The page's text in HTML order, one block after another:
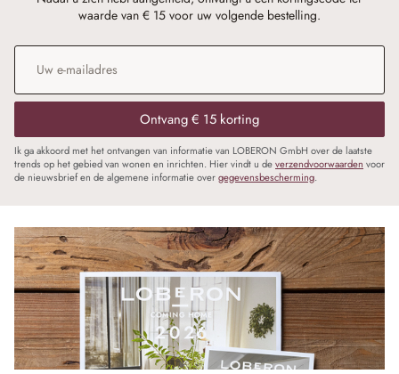
waarde van € 15 voor uw volgende bestelling.
E-mailadres
Ontvang € 15 korting
Ik ga akkoord met het ontvangen van informatie van LOBERON GmbH over de laatste
trends op het gebied van wonen en inrichten. Hier vindt u deverzendvoorwaarden voor
de nieuwsbrief en de algemene informatie overgegevensbescherming.